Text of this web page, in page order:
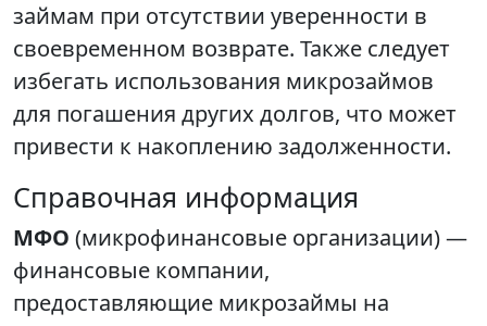
займам при отсутствии уверенности в
своевременном возврате. Также следует
избегать использования микрозаймов
для погашения других долгов, что может
привести к накоплению задолженности.
Справочная информация
МФО (микрофинансовые организации) —
финансовые компании,
предоставляющие микрозаймы на